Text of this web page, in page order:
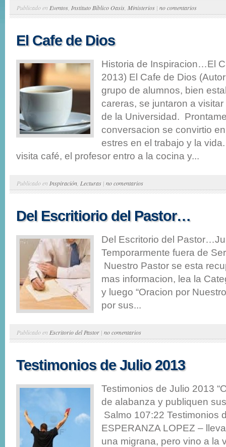
Publicado en Eventos Instituto Bíblico Oasis Ministerios | no comentarios
El Cafe de Dios
Historia de Inspiracion…El
2013) El Cafe de Dios
grupo de alumnos, bien
careras, se juntaron a
de la Universidad.
conversacion se convirtio
estres en el trabajo y la
visita café, el profesor entro a la cocina y...
Publicado en Inspiración Lecturas | no comentarios
Del Escritiorio del Pastor…
Del Escritorio del
Temporarmente fuera de
Nuestro Pastor se esta
mas informacion, lea la
y luego “Oracion por
por sus...
Publicado en Escritorio del Pastor | no comentarios
Testimonios de Julio 2013
Testimonios de Julio 2013
de alabanza y publiquen
Salmo 107:22 Testimonios
ESPERANZA LOPEZ –
una migrana, pero vino a la